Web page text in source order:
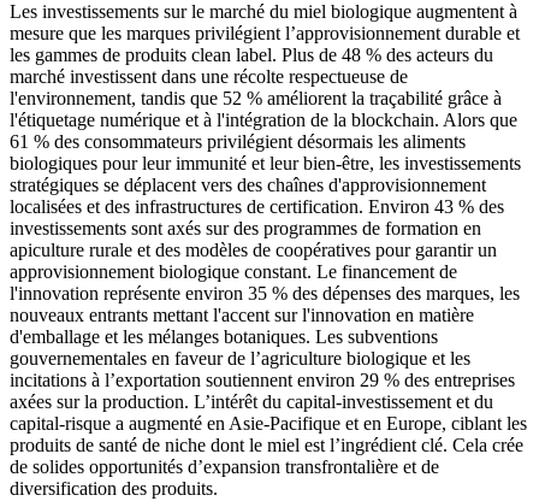
Les investissements sur le marché du miel biologique augmentent à
mesure que les marques privilégient l’approvisionnement durable et
les gammes de produits clean label. Plus de 48 % des acteurs du
marché investissent dans une récolte respectueuse de
l'environnement, tandis que 52 % améliorent la traçabilité grâce à
l'étiquetage numérique et à l'intégration de la blockchain. Alors que
61 % des consommateurs privilégient désormais les aliments
biologiques pour leur immunité et leur bien-être, les investissements
stratégiques se déplacent vers des chaînes d'approvisionnement
localisées et des infrastructures de certification. Environ 43 % des
investissements sont axés sur des programmes de formation en
apiculture rurale et des modèles de coopératives pour garantir un
approvisionnement biologique constant. Le financement de
l'innovation représente environ 35 % des dépenses des marques, les
nouveaux entrants mettant l'accent sur l'innovation en matière
d'emballage et les mélanges botaniques. Les subventions
gouvernementales en faveur de l’agriculture biologique et les
incitations à l’exportation soutiennent environ 29 % des entreprises
axées sur la production. L’intérêt du capital-investissement et du
capital-risque a augmenté en Asie-Pacifique et en Europe, ciblant les
produits de santé de niche dont le miel est l’ingrédient clé. Cela crée
de solides opportunités d’expansion transfrontalière et de
diversification des produits.